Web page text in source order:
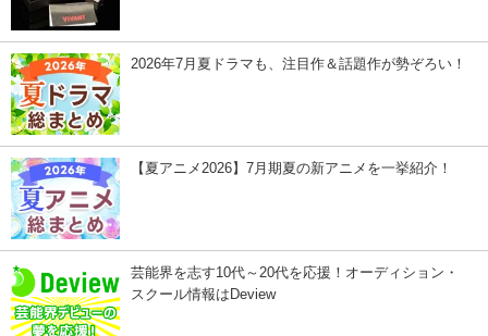
2026年7月夏ドラマも、注目作＆話題作が勢ぞろい！
【夏アニメ2026】7月期夏の新アニメを一挙紹介！
芸能界を志す10代～20代を応援！オーディション・
スクール情報はDeview